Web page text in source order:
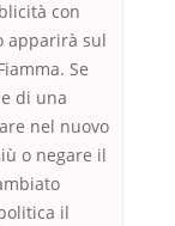
con
apparirà sul
Se
di una
nel nuovo
o negare il
il